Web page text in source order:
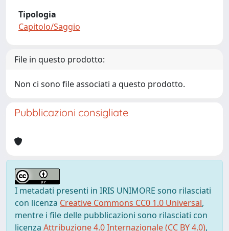
Tipologia
Capitolo/Saggio
File in questo prodotto:
Non ci sono file associati a questo prodotto.
Pubblicazioni consigliate
I metadati presenti in IRIS UNIMORE sono rilasciati
con licenza Creative Commons CC0 1.0 Universal,
mentre i file delle pubblicazioni sono rilasciati con
licenza Attribuzione 4.0 Internazionale (CC BY 4.0),